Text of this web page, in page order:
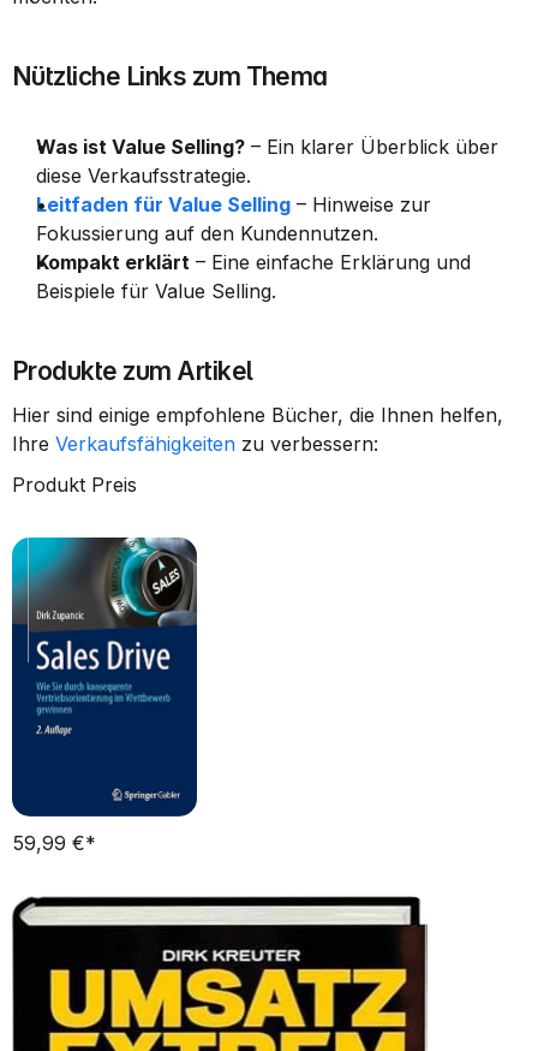
Nützliche Links zum Thema
Was ist Value Selling? – Ein klarer Überblick über
diese Verkaufsstrategie.
Leitfaden für Value Selling – Hinweise zur
Fokussierung auf den Kundennutzen.
Kompakt erklärt – Eine einfache Erklärung und
Beispiele für Value Selling.
Produkte zum Artikel
Hier sind einige empfohlene Bücher, die Ihnen helfen,
Ihre Verkaufsfähigkeiten zu verbessern:
Produkt Preis
59,99 €*